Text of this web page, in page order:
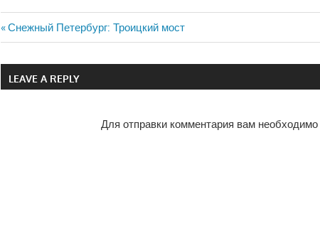
Навигация
по
Previous
Post:
Снежный Петербург: Троицкий мост
LEAVE A REPLY
Для отправки комментария вам необходимо